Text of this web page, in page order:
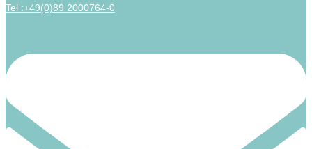
Tel :+49(0)89 2000764-0